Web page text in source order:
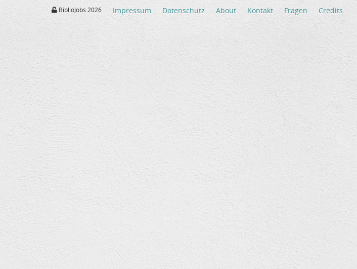
BiblioJobs 2026 Impressum Datenschutz About Kontakt Fragen Credits